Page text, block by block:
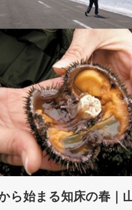
ら始まる知床の春｜